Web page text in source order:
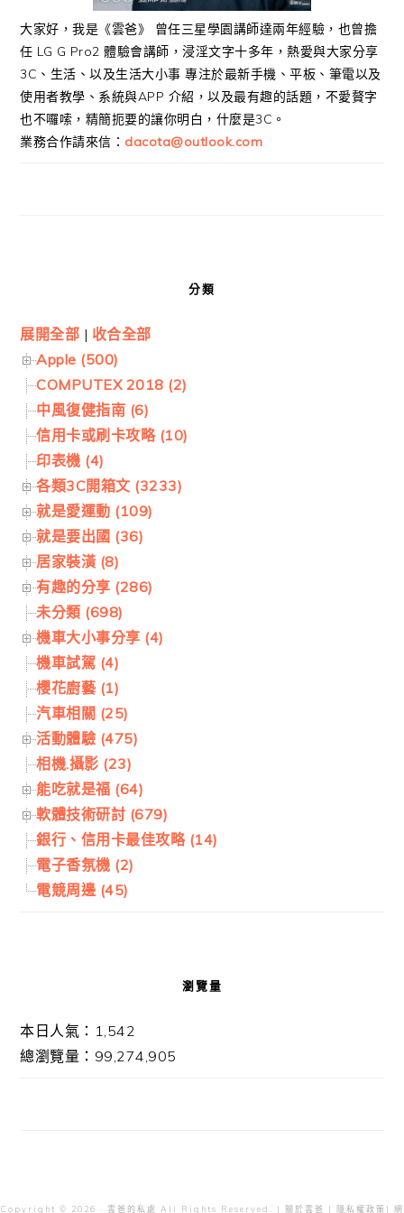
大家好，我是《雲爸》 曾任三星學園講師達兩年經驗，也曾擔
任 LG G Pro2 體驗會講師，浸淫文字十多年，熱愛與大家分享
3C、生活、以及生活大小事 專注於最新手機、平板、筆電以及
使用者教學、系統與APP 介紹，以及最有趣的話題，不愛贅字
也不囉嗦，精簡扼要的讓你明白，什麼是3C。
業務合作請來信： dacota@outlook.com
分類
展開全部 | 收合全部
Apple (500)
COMPUTEX 2018 (2)
中風復健指南 (6)
信用卡或刷卡攻略 (10)
印表機 (4)
各類3C開箱文 (3233)
就是愛運動 (109)
就是要出國 (36)
居家裝潢 (8)
有趣的分享 (286)
未分類 (698)
機車大小事分享 (4)
機車試駕 (4)
櫻花廚藝 (1)
汽車相關 (25)
活動體驗 (475)
相機.攝影 (23)
能吃就是福 (64)
軟體技術研討 (679)
銀行、信用卡最佳攻略 (14)
電子香氛機 (2)
電競周邊 (45)
瀏覽量
本日人氣：1,542
總瀏覽量：99,274,905
Copyright © 2026 · 雲爸的私處 All Rights Reserved. | 關於雲爸 隱私權政策 | 網